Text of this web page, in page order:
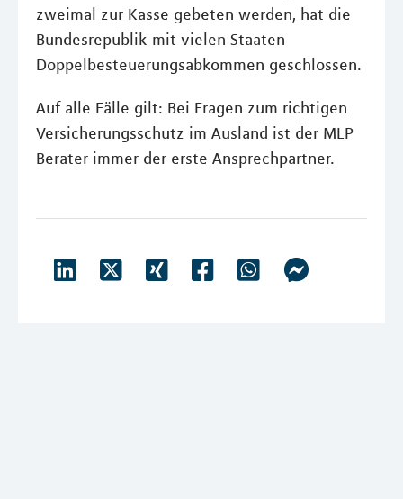
zweimal zur Kasse gebeten werden, hat die
Bundesrepublik mit vielen Staaten
Doppelbesteuerungsabkommen geschlossen.
Auf alle Fälle gilt: Bei Fragen zum richtigen
Versicherungsschutz im Ausland ist der MLP
Berater immer der erste Ansprechpartner.